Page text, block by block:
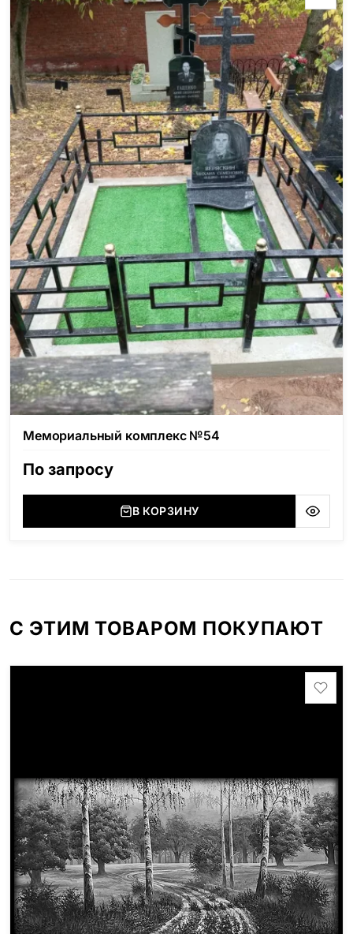
Мемориальный комплекс №54
По запросу
В КОРЗИНУ
С ЭТИМ ТОВАРОМ ПОКУПАЮТ